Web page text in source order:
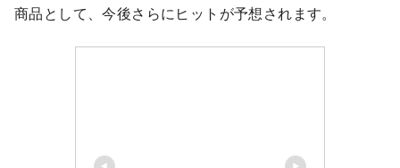
商品として、今後さらにヒットが予想されます。